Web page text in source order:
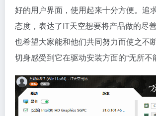
好的用户界面，使用起来十分方便。追
态度，表达了IT天空想要将产品做的尽
也希望大家能和他们共同努力而使之不
切身感受到它在驱动安装方面的“无所不能